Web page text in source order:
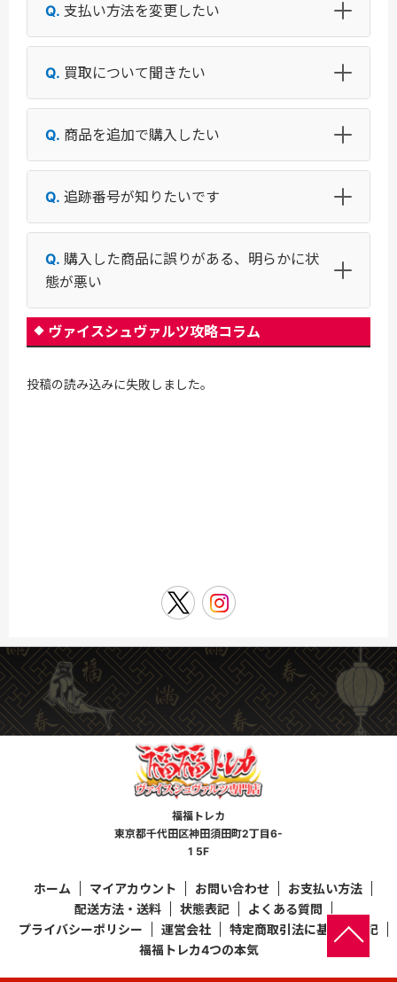
支払い方法を変更したい
買取について聞きたい
商品を追加で購入したい
追跡番号が知りたいです
購入した商品に誤りがある、明らかに状
態が悪い
ヴァイスシュヴァルツ攻略コラム
投稿の読み込みに失敗しました。
福福トレカ
東京都千代田区神田須田町2丁目6-
1 5F
ホーム マイアカウント お問い合わせ
お支払い方法
配送方法・送料
状態表記
よくある質問
プライバシーポリシー
運営会社
特定商取引法に基づく表記
福福トレカ4つの本気